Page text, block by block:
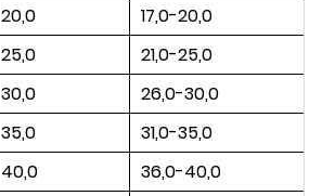
20,0
17,0-20,0
25,0
21,0-25,0
30,0
26,0-30,0
35,0
31,0-35,0
40,0
36,0-40,0